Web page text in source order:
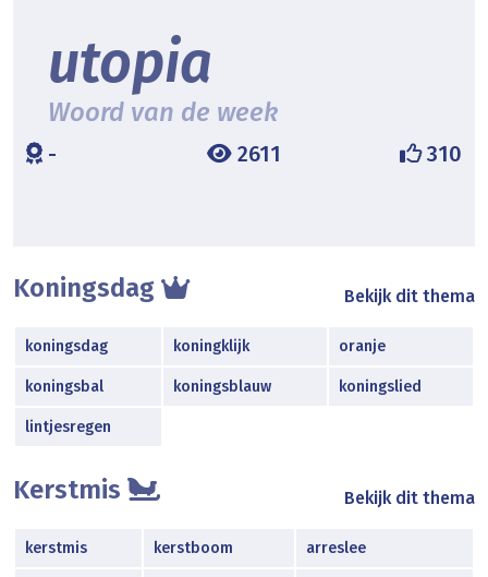
utopia
Woord van de week
- 2611 310
Koningsdag Bekijk dit thema
koningsdag koningklijk oranje
koningsbal koningsblauw koningslied
lintjesregen
Kerstmis Bekijk dit thema
kerstmis kerstboom arreslee